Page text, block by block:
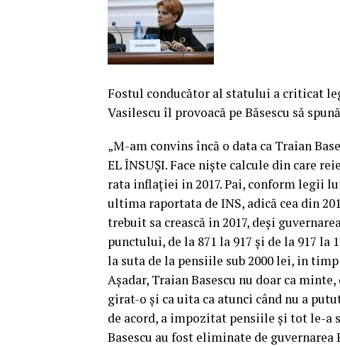
Fostul conducător al statului a criticat
Vasilescu îl provoacă pe Băsescu să
„M-am convins încă o data ca Traian
EL ÎNSUȘI. Face nişte calcule din care
rata inflaţiei in 2017. Pai, conform legii
ultima raportata de INS, adică cea din
trebuit sa crească in 2017, deşi
punctului, de la 871 la 917 şi de la 917
la suta de la pensiile sub 2000 lei, in
Aşadar, Traian Basescu nu doar ca
girat-o şi ca uita ca atunci când nu a
de acord, a impozitat pensiile şi tot le-a
Basescu au fost eliminate de guvernarea